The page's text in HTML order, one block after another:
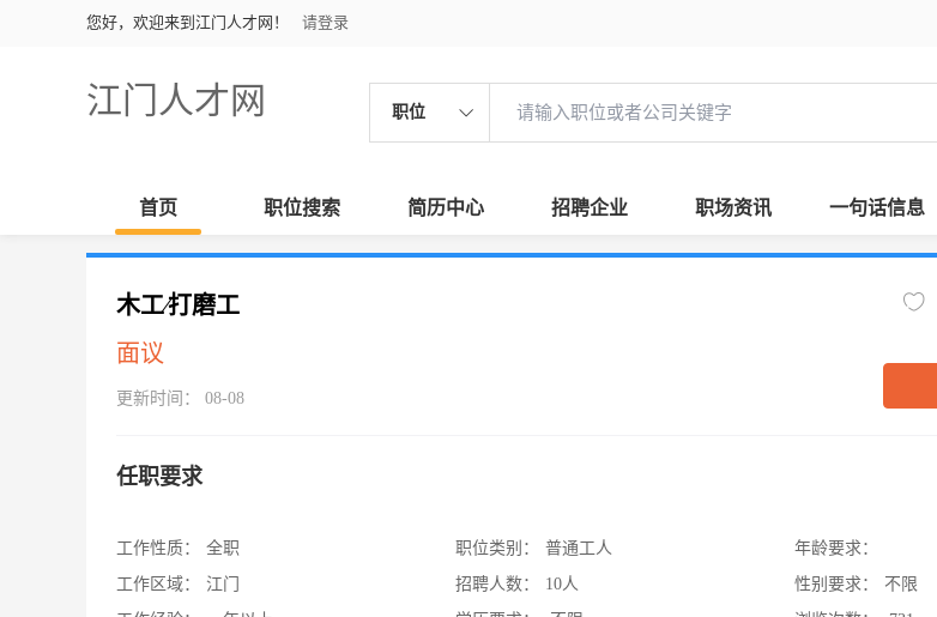
您好，欢迎来到江门人才网！ 请登录
江门人才网 职位
首页 职位搜索 简历中心 招聘企业 职场资讯 一句话信息
木工∕打磨工
面议
更新时间： 08-08
任职要求
工作性质：
全职
工作区域：
江门
职位类别：
普通工人
招聘人数：
10人
年龄要求：
性别要求：
不限